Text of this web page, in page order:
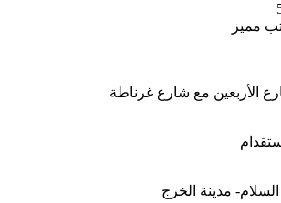
مميز
الأربعين مع شارع غرناطة
مدينة الخرج